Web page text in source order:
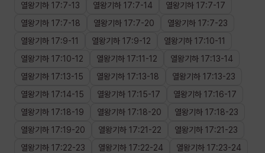
열왕기하 17:7-13 열왕기하 17:7-14 열왕기하 17:7-17
열왕기하 17:7-18 열왕기하 17:7-20 열왕기하 17:7-23
열왕기하 17:9-11 열왕기하 17:9-12 열왕기하 17:10-11
열왕기하 17:10-12 열왕기하 17:11 -12 열왕기하 17:13-14
열왕기하 17:13-15 열왕기하 17:13-18 열왕기하 17:13-23
열왕기하 17:14-15 열왕기하 17:15-17 열왕기하 17:16-17
열왕기하 17:18-19 열왕기하 17:18-20 열왕기하 17:18-23
열왕기하 17:19-20 열왕기하 17:21 -22 열왕기하 17:21 -23
열왕기하 17:22-23 열왕기하 17:22-24 열왕기하 17:23-24